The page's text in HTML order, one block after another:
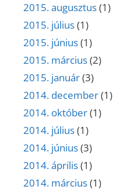
2015. augusztus(1)
2015. július(1)
2015. június(1)
2015. március(2)
2015. január(3)
2014. december(1)
2014. október(1)
2014. július(1)
2014. június(3)
2014. április(1)
2014. március(1)